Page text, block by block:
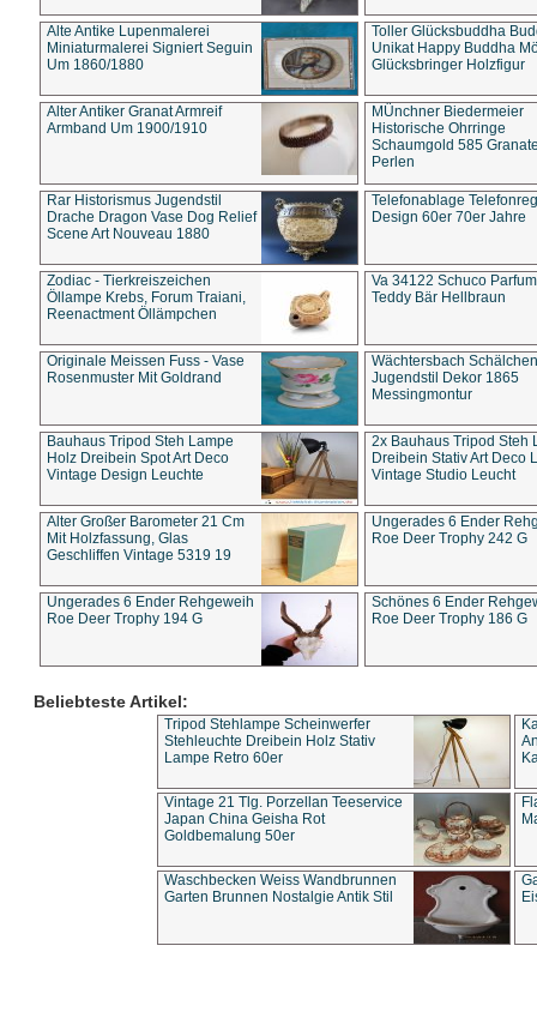
Alte Antike Lupenmalerei
Miniaturmalerei Signiert Seguin
Um 1860/1880
Toller Glücksbuddha
Unikat Happy Buddha
Glücksbringer Holzfigur
Alter Antiker Granat Armreif
Armband Um 1900/1910
MÜnchner Biedermeier
Historische Ohrringe
Schaumgold 585
Perlen
Rar Historismus Jugendstil
Drache Dragon Vase Dog Relief
Scene Art Nouveau 1880
Telefonablage
Design 60er 70er Jahre
Zodiac - Tierkreiszeichen
Öllampe Krebs, Forum Traiani,
Reenactment Öllämpchen
Va 34122 Schuco
Teddy Bär Hellbraun
Originale Meissen Fuss - Vase
Rosenmuster Mit Goldrand
Wächtersbach Schälchen
Jugendstil Dekor 1865
Messingmontur
Bauhaus Tripod Steh Lampe
Holz Dreibein Spot Art Deco
Vintage Design Leuchte
2x Bauhaus Tripod Steh
Dreibein Stativ Art Deco
Vintage Studio Leucht
Alter Großer Barometer 21 Cm
Mit Holzfassung, Glas
Geschliffen Vintage 5319 19
Ungerades 6 Ender
Roe Deer Trophy 242 G
Ungerades 6 Ender Rehgeweih
Roe Deer Trophy 194 G
Schönes 6 Ender
Roe Deer Trophy 186 G
Beliebteste Artikel:
Tripod Stehlampe Scheinwerfer
Stehleuchte Dreibein Holz Stativ
Lampe Retro 60er
Vintage 21 Tlg. Porzellan Teeservice
Japan China Geisha Rot
Goldbemalung 50er
Waschbecken Weiss Wandbrunnen
Garten Brunnen Nostalgie Antik Stil